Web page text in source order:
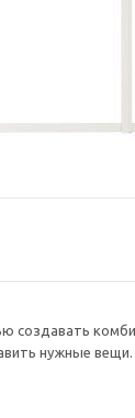
создавать
нужные